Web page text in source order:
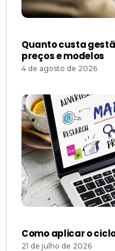
Quanto custa
preços e modelos
4 de agosto de 2026
Como aplicar o
21 de julho de 2026